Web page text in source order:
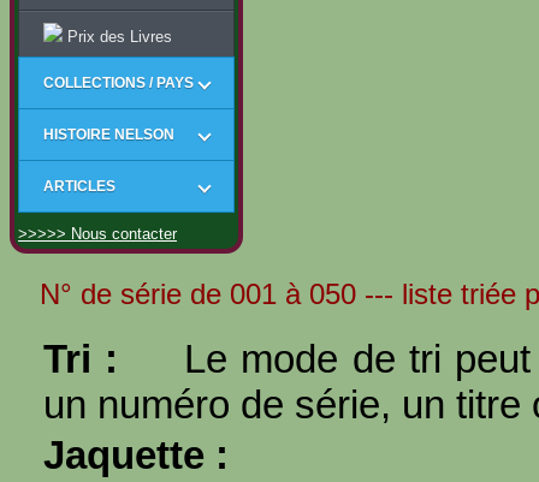
Prix des Livres
COLLECTIONS / PAYS
HISTOIRE NELSON
ARTICLES
>>>>> Nous contacter
N° de série de 001 à 050 --- liste triée
Tri :
Le mode de tri
un numéro de série, un titre
Jaquette :